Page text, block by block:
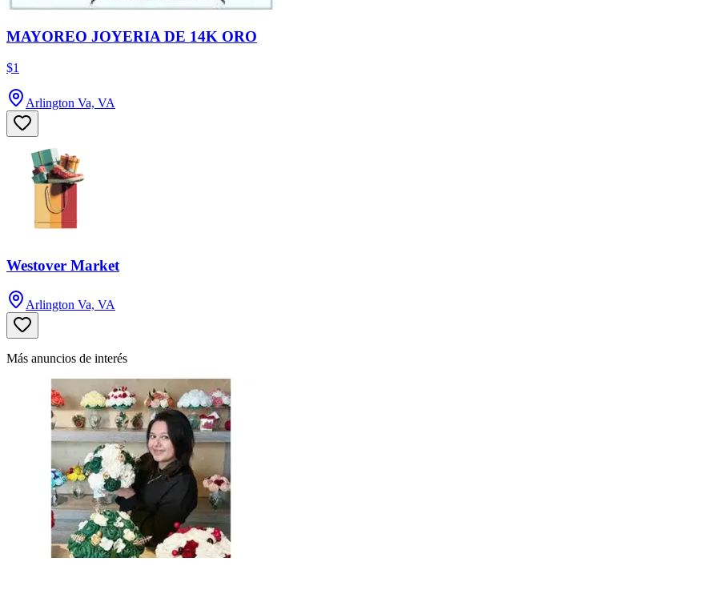
MAYOREO JOYERIA DE 14K ORO
$1
Arlington Va, VA
Westover Market
Arlington Va, VA
Más anuncios de interés